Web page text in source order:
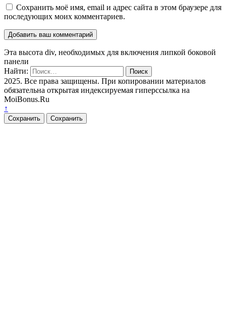
Сохранить моё имя, email и адрес сайта в этом браузере для
последующих моих комментариев.
Эта высота div, необходимых для включения липкой боковой
панели
Найти:
2025. Все права защищены. При копировании материалов
обязательна открытая индексируемая гиперссылка на
MoiBonus.Ru
↑